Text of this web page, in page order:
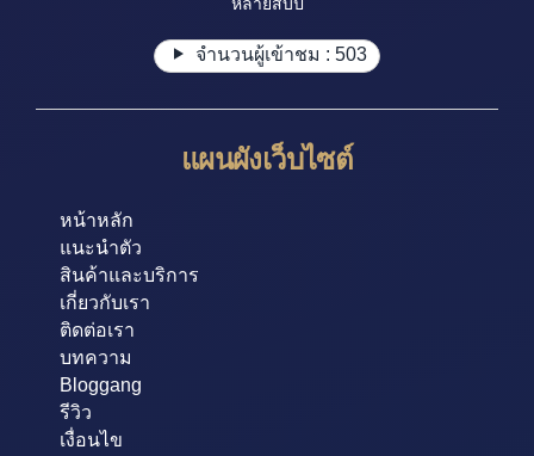
จำนวนผู้เข้าชม : 503
แผนผังเว็บไซต์
หน้าหลัก
แนะนำตัว
สินค้าและบริการ
เกี่ยวกับเรา
ติดต่อเรา
บทความ
Bloggang
รีวิว
เงื่อนไข